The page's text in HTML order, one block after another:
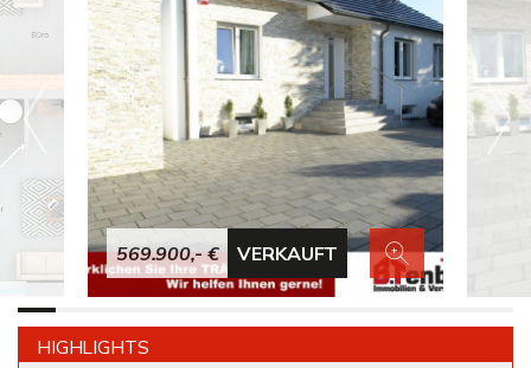
569.900,- € VERKAUFT
HIGHLIGHTS